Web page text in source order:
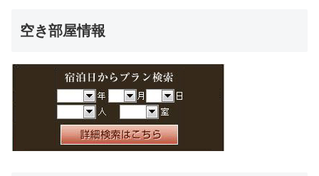
空き部屋情報